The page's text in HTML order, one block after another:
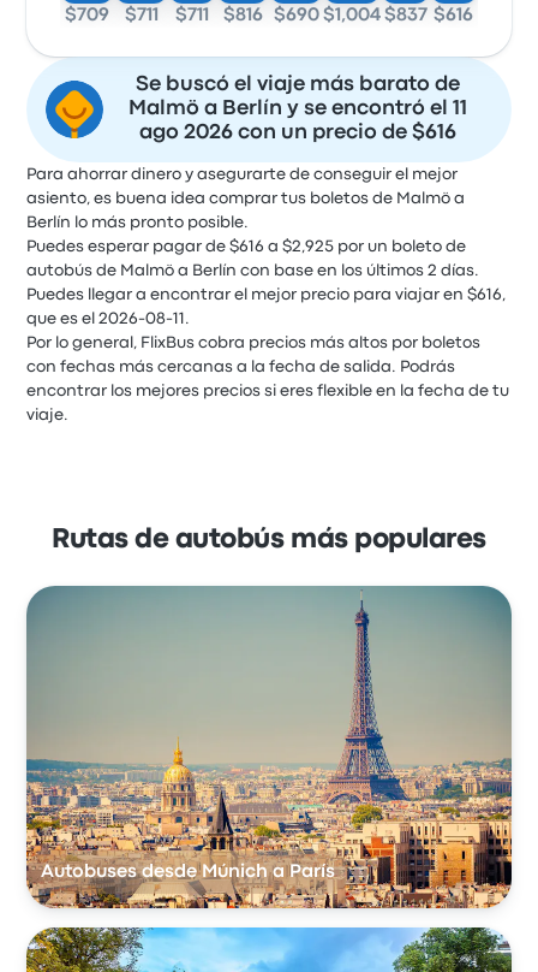
$709 $711 $711 $816 $690 $1,004 $837 $616
Se buscó el viaje más barato de
Malmö a Berlín y se encontró el 11
ago 2026 con un precio de $616
Para ahorrar dinero y asegurarte de conseguir el mejor
asiento, es buena idea comprar tus boletos de Malmö a
Berlín lo más pronto posible.
Puedes esperar pagar de $616 a $2,925 por un boleto de
autobús de Malmö a Berlín con base en los últimos 2 días.
Puedes llegar a encontrar el mejor precio para viajar en $616,
que es el 2026-08-11.
Por lo general, FlixBus cobra precios más altos por boletos
con fechas más cercanas a la fecha de salida. Podrás
encontrar los mejores precios si eres flexible en la fecha de tu
viaje.
Rutas de autobús más populares
Autobuses desde Múnich a París